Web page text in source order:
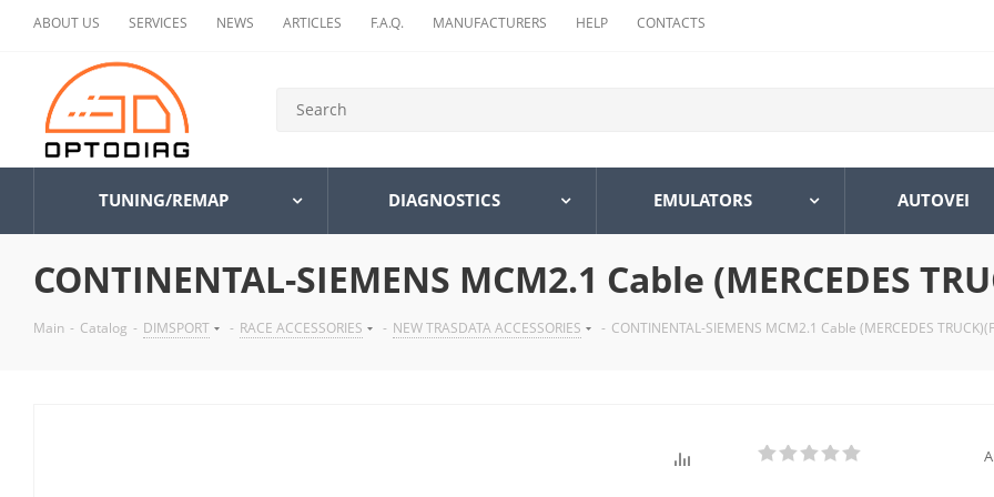
ABOUT US SERVICES NEWS ARTICLES F.A.Q. MANUFACTURERS HELP CONTACTS
TUNING/REMAP DIAGNOSTICS EMULATORS AUTOVEI
CONTINENTAL-SIEMENS MCM2.1 Cable (MERCEDES
Main - Catalog - DIMSPORT - RACE ACCESSORIES - NEW TRASDATA ACCESSORIES - CONTINENTAL-SIEMENS MCM2.1 Cable (MERCEDES